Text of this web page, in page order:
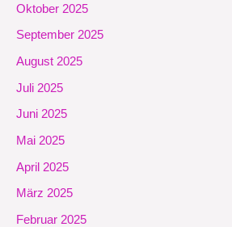
Oktober 2025
September 2025
August 2025
Juli 2025
Juni 2025
Mai 2025
April 2025
März 2025
Februar 2025